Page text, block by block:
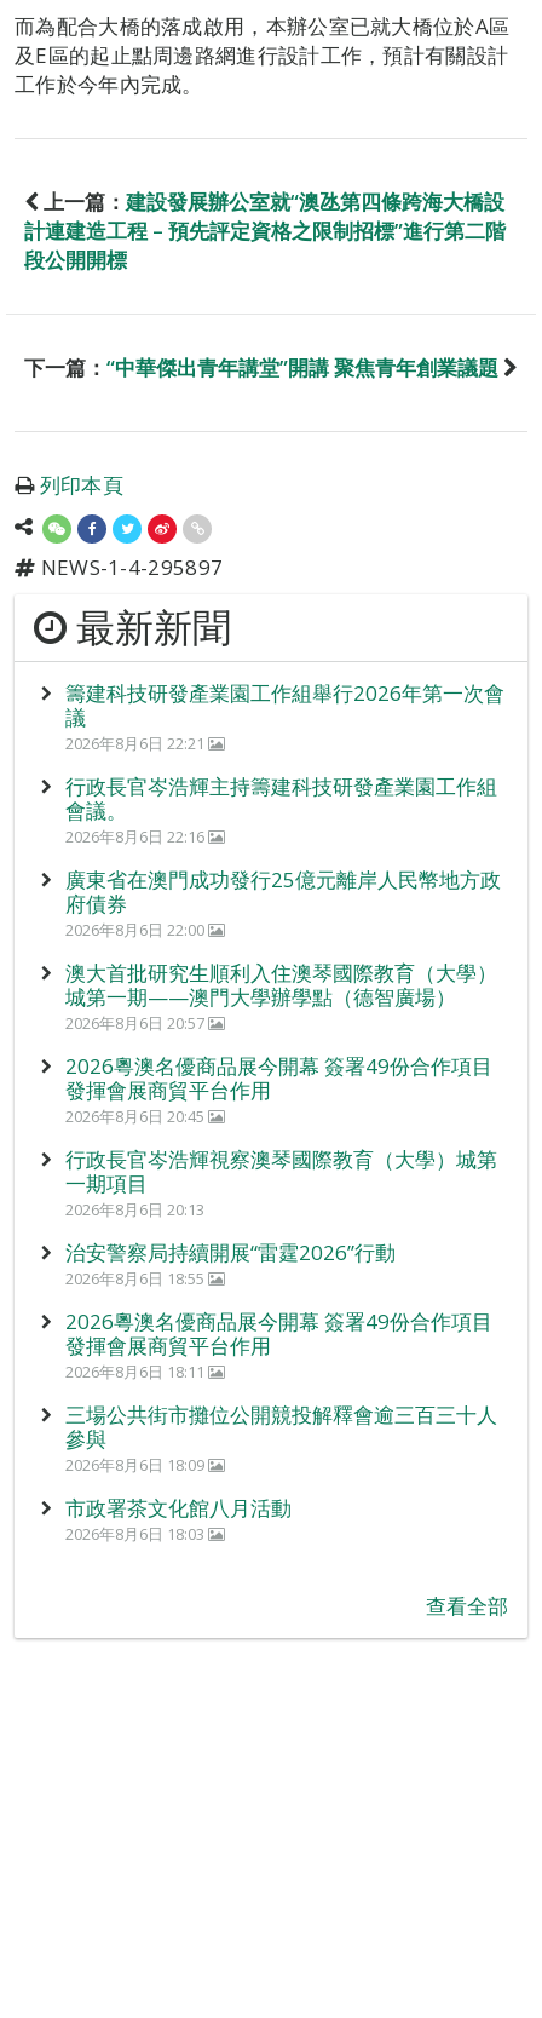
而為配合大橋的落成啟用，本辦公室已就大橋位於A區
及E區的起止點周邊路網進行設計工作，預計有關設計
工作於今年內完成。
上一篇： 建設發展辦公室就“澳氹第四條跨海大橋設
計連建造工程 – 預先評定資格之限制招標”進行第二階
段公開開標
下一篇： “中華傑出青年講堂”開講 聚焦青年創業議題
列印本頁
NEWS-1-4-295897
最新新聞
籌建科技研發產業園工作組舉行2026年第一次會
議
2026年8月6日 22:21
行政長官岑浩輝主持籌建科技研發產業園工作組
會議。
2026年8月6日 22:16
廣東省在澳門成功發行25億元離岸人民幣地方政
府債券
2026年8月6日 22:00
澳大首批研究生順利入住澳琴國際教育（大學）
城第一期——澳門大學辦學點（德智廣場）
2026年8月6日 20:57
2026粵澳名優商品展今開幕 簽署49份合作項目
發揮會展商貿平台作用
2026年8月6日 20:45
行政長官岑浩輝視察澳琴國際教育（大學）城第
一期項目
2026年8月6日 20:13
治安警察局持續開展“雷霆2026”行動
2026年8月6日 18:55
2026粵澳名優商品展今開幕 簽署49份合作項目
發揮會展商貿平台作用
2026年8月6日 18:11
三場公共街市攤位公開競投解釋會逾三百三十人
參與
2026年8月6日 18:09
市政署茶文化館八月活動
2026年8月6日 18:03
查看全部